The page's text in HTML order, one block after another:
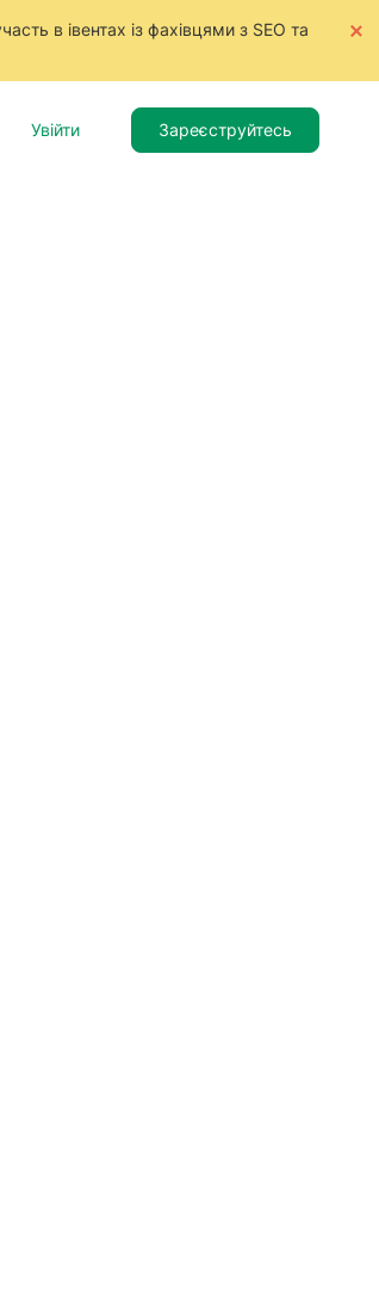
в івентах із фахівцями з SEO та
Увійти Зареєструйтесь